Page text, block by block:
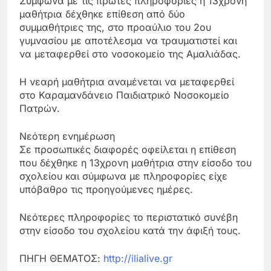
μαθήτρια δέχθηκε επίθεση από δύο
συμμαθήτριες της, στο προαύλιο του 2ου
γυμνασίου με αποτέλεσμα να τραυματιστεί και
να μεταφερθεί στο νοσοκομείο της Αμαλιάδας.
Η νεαρή μαθήτρια αναμένεται να μεταφερθεί
στο Καραμανδάνειο Παιδιατρικό Νοσοκομείο
Πατρών.
Νεότερη ενημέρωση
Σε προσωπικές διαφορές οφείλεται η επίθεση
που δέχθηκε η 13χρονη μαθήτρια στην είσοδο του
σχολείου και σύμφωνα με πληροφορίες είχε
υπόβαθρο τις προηγούμενες ημέρες.
Νεότερες πληροφορίες το περιστατικό συνέβη
στην είσοδο του σχολείου κατά την άφιξή τους.
ΠΗΓΗ ΘΕΜΑΤΟΣ: http://ilialive.gr